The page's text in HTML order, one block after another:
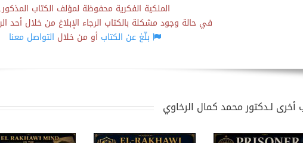
الملكية الفكرية محفوظة لمؤلف الكتاب المذكور.
في حالة وجود مشكلة بالكتاب الرجاء الإبلاغ من خلال أحد
بلّغ عن الكتابأو من خلال التواصل معنا
أخرى لـدكتور محمد كمال الرخاوي